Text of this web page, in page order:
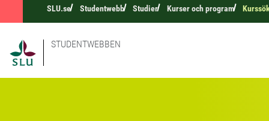
SLU.se Studentwebb Studier Kurser och program
STUDENTWEBBEN